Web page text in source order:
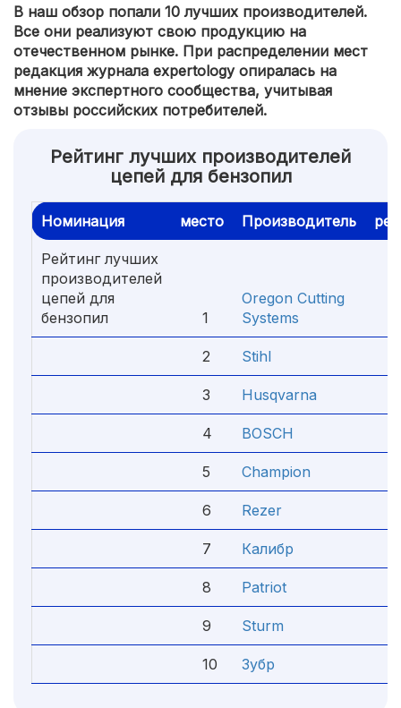
В наш обзор попали 10 лучших производителей.
Все они реализуют свою продукцию на
отечественном рынке. При распределении мест
редакция журнала expertology опиралась на
мнение экспертного сообщества, учитывая
отзывы российских потребителей.
Рейтинг лучших производителей
цепей для бензопил
Номинация место Производитель
Рейтинг лучших
производителей
цепей для
бензопил
1
Oregon Cutting
Systems
2 Stihl
3 Husqvarna
4 BOSCH
5 Champion
6 Rezer
7 Калибр
8 Patriot
9 Sturm
10 Зубр